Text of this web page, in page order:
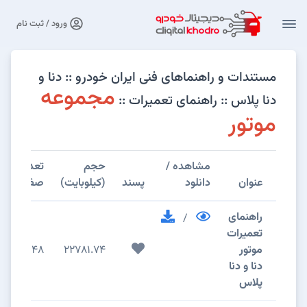
ورود / ثبت نام
مستندات و راهنماهای فنی ایران خودرو :: دنا و
دنا پلاس :: راهنمای تعمیرات :: مجموعه
موتور
عنوان
مشاهده /
دانلود
پسند
حجم
(کیلوبایت)
تعداد
صفحات
راهنمای
تعمیرات
موتور
دنا و دنا
پلاس
/
22781.74
148